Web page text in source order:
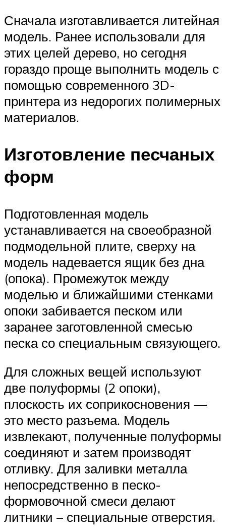
Сначала изготавливается литейная
модель. Ранее использовали для
этих целей дерево, но сегодня
гораздо проще выполнить модель с
помощью современного 3D-
принтера из недорогих полимерных
материалов.
Изготовление песчаных
форм
Подготовленная модель
устанавливается на своеобразной
подмодельной плите, сверху на
модель надевается ящик без дна
(опока). Промежуток между
моделью и ближайшими стенками
опоки забивается песком или
заранее заготовленной смесью
песка со специальным связующего.
Для сложных вещей используют
две полуформы (2 опоки),
плоскость их соприкосновения —
это место разъема. Модель
извлекают, полученные полуформы
соединяют и затем производят
отливку. Для заливки металла
непосредственно в песко-
формовочной смеси делают
литники – специальные отверстия.